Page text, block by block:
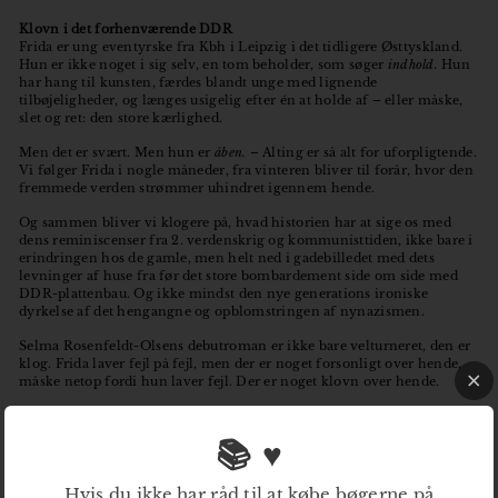
Klovn i det forhenværende DDR
Frida er ung eventyrske fra Kbh i Leipzig i det tidligere Østtyskland.
Hun er ikke noget i sig selv, en tom beholder, som søger indhold. Hun
har hang til kunsten, færdes blandt unge med lignende
tilbøjeligheder, og længes usigelig efter én at holde af – eller måske,
slet og ret: den store kærlighed.
Men det er svært. Men hun er åben. – Alting er så alt for uforpligtende.
Vi følger Frida i nogle måneder, fra vinteren bliver til forår, hvor den
fremmede verden strømmer uhindret igennem hende.
Og sammen bliver vi klogere på, hvad historien har at sige os med
dens reminiscenser fra 2. verdenskrig og kommunisttiden, ikke bare i
erindringen hos de gamle, men helt ned i gadebilledet med dets
levninger af huse fra før det store bombardement side om side med
DDR-plattenbau. Og ikke mindst den nye generations ironiske
dyrkelse af det hengangne og opblomstringen af nynazismen.
Selma Rosenfeldt-Olsens debutroman er ikke bare velturneret, den er
klog. Frida laver fejl på fejl, men der er noget forsonligt over hende,
måske netop fordi hun laver fejl. Der er noget klovn over hende.
med succes, anden gang går det galt, og hun får det virkelig dårligt.
Ham, hun er forlibt i, vil ikke have hende, selv om hun gør sig alle
mulige anstalter, mens ham, hun ikke vil have, ikke er til at være i
📚 ♥